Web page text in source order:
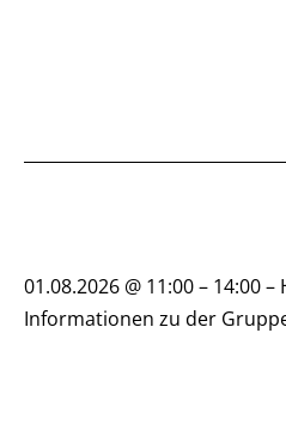
01.08.2026 @ 11:00 – 14:00
Informationen zu der